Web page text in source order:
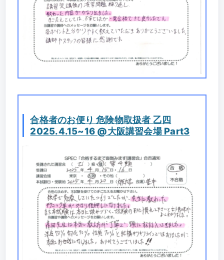
合格者のお便り 危険物取扱者 乙四
2025.4.15~16 @大阪講習会場 Part3